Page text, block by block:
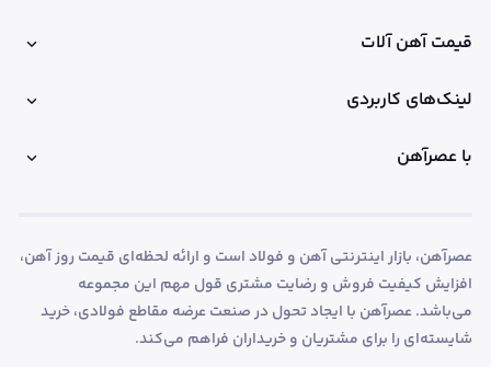
قیمت آهن آلات
لینک‌های کاربردی
با عصرآهن
عصرآهن، بازار اینترنتی آهن و فولاد است و ارائه لحظه‌ای قیمت روز آهن،
افزایش کیفیت فروش و رضایت مشتری قول مهم این مجموعه
می‌باشد. عصرآهن با ایجاد تحول در صنعت عرضه مقاطع فولادی، خرید
شایسته‌ای را برای مشتریان و خریداران فراهم می‌کند.